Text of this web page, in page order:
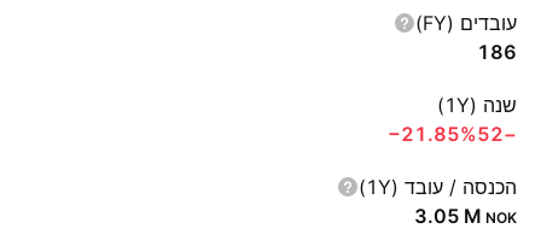
עובדים (FY)
186
שנה (1Y)
−52
‪−21.85%‬
הכנסה / עובד (1Y)
‪3.05 M‬ NOK